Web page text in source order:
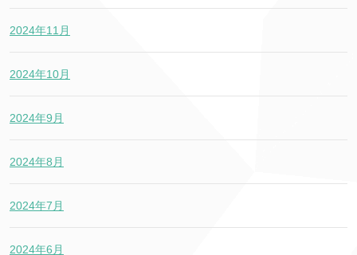
2024年11月
2024年10月
2024年9月
2024年8月
2024年7月
2024年6月